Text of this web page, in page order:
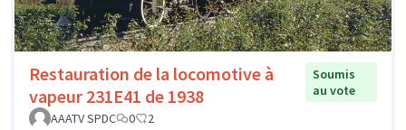
Restauration de la locomotive à
vapeur 231E41 de 1938
Soumis
au vote
AAATV SPDC
0 2